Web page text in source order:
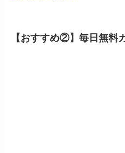
【おすすめ②】毎日無料